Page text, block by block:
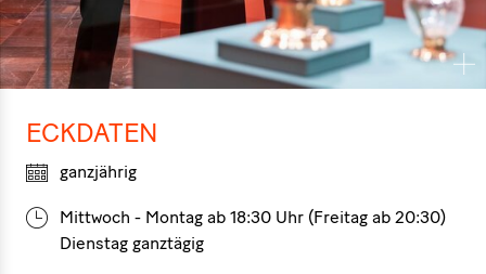
ECKDATEN
ganzjährig
Mittwoch - Montag ab 18:30 Uhr (Freitag ab 20:30)
Dienstag ganztägig